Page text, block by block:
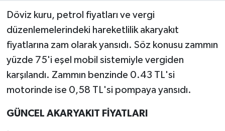
Döviz kuru, petrol fiyatları ve vergi
düzenlemelerindeki hareketlilik akaryakıt
fiyatlarına zam olarak yansıdı. Söz konusu zammın
yüzde 75'i eşel mobil sistemiyle vergiden
karşılandı. Zammın benzinde 0.43 TL'si
motorinde ise 0,58 TL'si pompaya yansıdı.
GÜNCEL AKARYAKIT FİYATLARI
SPOR
TEKNOLOJİ
TİCARET